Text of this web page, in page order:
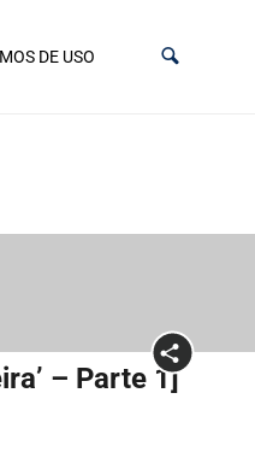
DE USO
– Parte 1]